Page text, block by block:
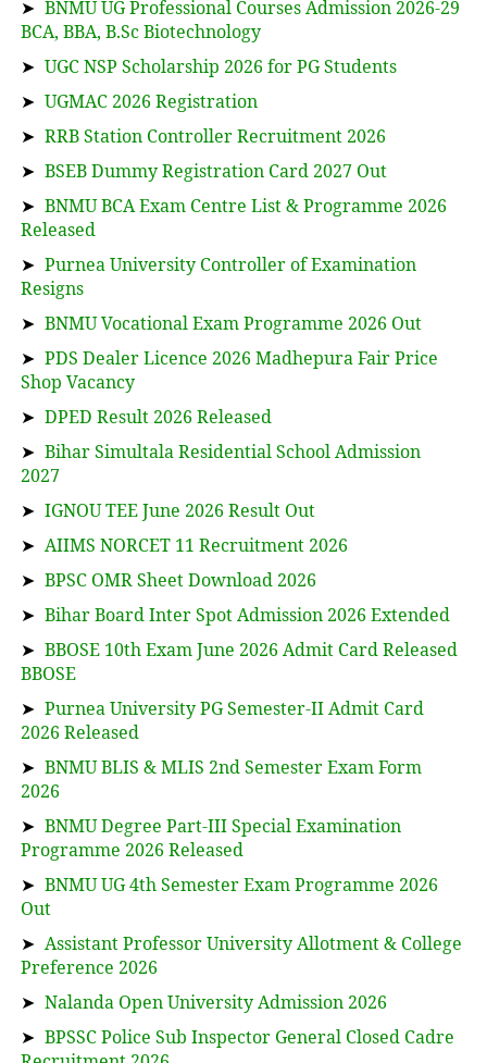
➤ BNMU UG Professional Courses Admission 2026-29
BCA, BBA, B.Sc Biotechnology
➤ UGC NSP Scholarship 2026 for PG Students
➤ UGMAC 2026 Registration
➤ RRB Station Controller Recruitment 2026
➤ BSEB Dummy Registration Card 2027 Out
➤ BNMU BCA Exam Centre List & Programme 2026
Released
➤ Purnea University Controller of Examination
Resigns
➤ BNMU Vocational Exam Programme 2026 Out
➤ PDS Dealer Licence 2026 Madhepura Fair Price
Shop Vacancy
➤ DPED Result 2026 Released
➤ Bihar Simultala Residential School Admission
2027
➤ IGNOU TEE June 2026 Result Out
➤ AIIMS NORCET 11 Recruitment 2026
➤ BPSC OMR Sheet Download 2026
➤ Bihar Board Inter Spot Admission 2026 Extended
➤ BBOSE 10th Exam June 2026 Admit Card Released
BBOSE
➤ Purnea University PG Semester-II Admit Card
2026 Released
➤ BNMU BLIS & MLIS 2nd Semester Exam Form
2026
➤ BNMU Degree Part-III Special Examination
Programme 2026 Released
➤ BNMU UG 4th Semester Exam Programme 2026
Out
➤ Assistant Professor University Allotment & College
Preference 2026
➤ Nalanda Open University Admission 2026
➤ BPSSC Police Sub Inspector General Closed Cadre